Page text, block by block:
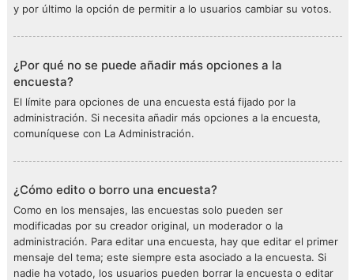
y por último la opción de permitir a lo usuarios cambiar su votos.
¿Por qué no se puede añadir más opciones a la
encuesta?
El límite para opciones de una encuesta está fijado por la
administración. Si necesita añadir más opciones a la encuesta,
comuníquese con La Administración.
¿Cómo edito o borro una encuesta?
Como en los mensajes, las encuestas solo pueden ser
modificadas por su creador original, un moderador o la
administración. Para editar una encuesta, hay que editar el primer
mensaje del tema; este siempre esta asociado a la encuesta. Si
nadie ha votado, los usuarios pueden borrar la encuesta o editar